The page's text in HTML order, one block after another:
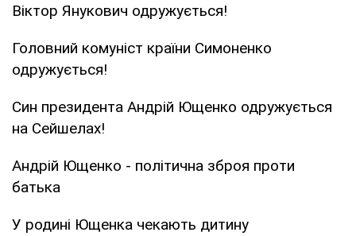
Віктор Янукович одружується!
Головний комуніст країни Симоненко
одружується!
Син президента Андрій Ющенко одружується
на Сейшелах!
Андрій Ющенко - політична зброя проти
батька
У родині Ющенка чекають дитину